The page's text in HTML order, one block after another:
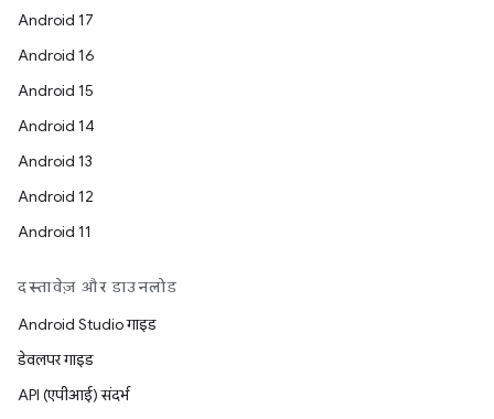
Android 17
Android 16
Android 15
Android 14
Android 13
Android 12
Android 11
दस्तावेज़ और डाउनलोड
Android Studio गाइड
डेवलपर गाइड
API (एपीआई) संदर्भ